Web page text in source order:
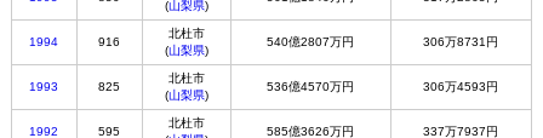
(山梨県)
1994 916
北杜市
(山梨県)
540億2807万円 306万8731円
1993 825
北杜市
(山梨県)
536億4570万円 306万4593円
1992 595
北杜市
585億3626万円 337万7937円